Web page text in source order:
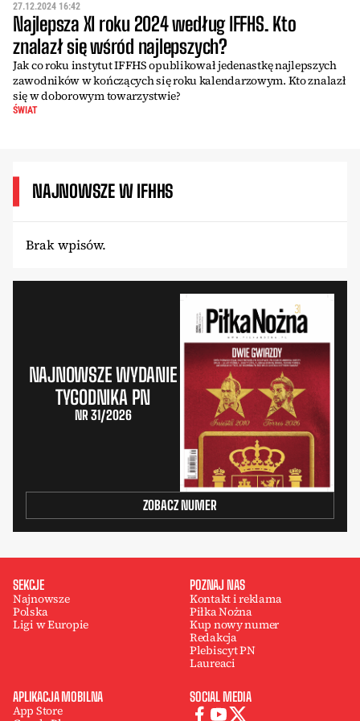
27.12.2024 16:42
Najlepsza XI roku 2024 według IFFHS. Kto
znalazł się wśród najlepszych?
Jak co roku instytut IFFHS opublikował jedenastkę najlepszych
zawodników w kończących się roku kalendarzowym. Kto znalazł
się w doborowym towarzystwie?
ŚWIAT
NAJNOWSZE W IFHHS
Brak wpisów.
NAJNOWSZE WYDANIE
TYGODNIKA PN
NR 31/2026
ZOBACZ NUMER
SEKCJE
Najnowsze
Polska
Ligi w Europie
POZNAJ NAS
Kontakt i reklama
Piłka Nożna
Kup nowy numer
Redakcja
Plebiscyt PN
Laureaci
APLIKACJA MOBILNA
App Store
SOCIAL MEDIA